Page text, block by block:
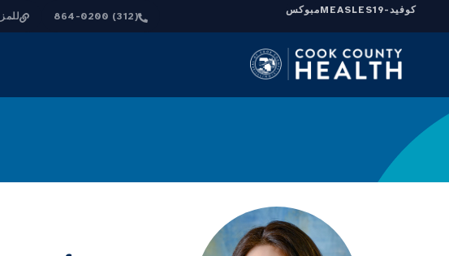
كوفيد-19 MEASLESمبوكس
(312) 864-0200